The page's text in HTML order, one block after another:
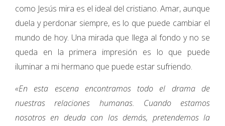
como Jesús mira es el ideal del cristiano. Amar, aunque
duela y perdonar siempre, es lo que puede cambiar el
mundo de hoy. Una mirada que llega al fondo y no se
queda en la primera impresión es lo que puede
iluminar a mi hermano que puede estar sufriendo.
«En esta escena encontramos todo el drama de
nuestras relaciones humanas. Cuando estamos
nosotros en deuda con los demás, pretendemos la